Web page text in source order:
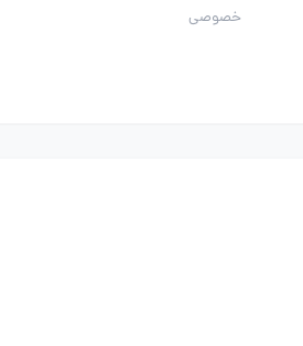
خصوصی